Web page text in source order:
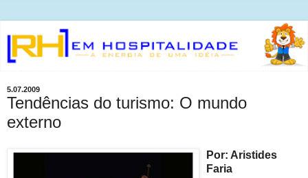
5.07.2009
Tendências do turismo: O mundo
externo
Por: Aristides
Faria